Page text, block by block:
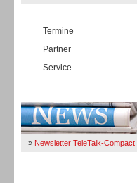
Termine
Partner
Service
» Newsletter TeleTalk-Compact